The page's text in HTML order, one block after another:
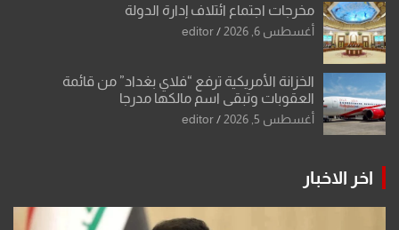
مخرجات اجتماع ائتلاف إدارة الدولة
أغسطس 6, 2026 editor
الخزانة الأمريكية ترفع “فلاي بغداد” من قائمة
العقوبات وتبقي اسم مالكها مدرجا
أغسطس 5, 2026 editor
اخر الاخبار